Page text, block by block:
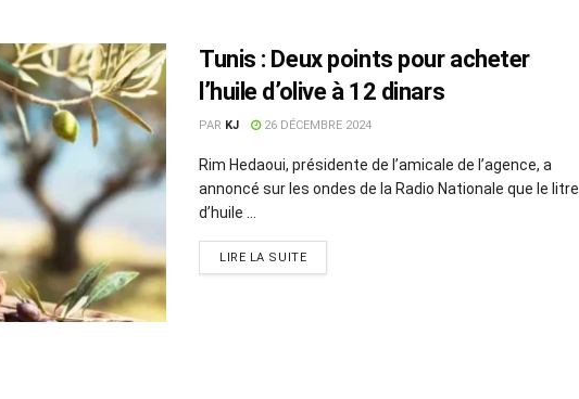
Tunis : Deux points pour acheter
l’huile d’olive à 12 dinars
PAR KJ 26 DÉCEMBRE 2024
Rim Hedaoui, présidente de l’amicale de l’agence, a
annoncé sur les ondes de la Radio Nationale que le litre
d’huile ...
LIRE LA SUITE